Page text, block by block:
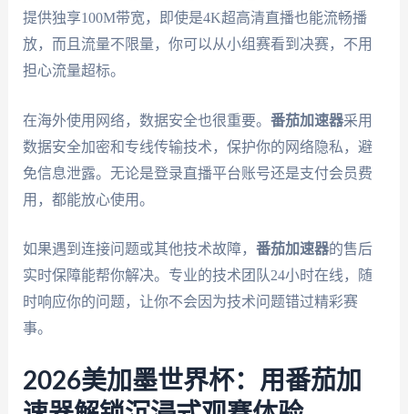
提供独享100M带宽，即使是4K超高清直播也能流畅播
放，而且流量不限量，你可以从小组赛看到决赛，不用
担心流量超标。
在海外使用网络，数据安全也很重要。 番茄加速器采用
数据安全加密和专线传输技术，保护你的网络隐私，避
免信息泄露。无论是登录直播平台账号还是支付会员费
用，都能放心使用。
如果遇到连接问题或其他技术故障， 番茄加速器的售后
实时保障能帮你解决。专业的技术团队24小时在线，随
时响应你的问题，让你不会因为技术问题错过精彩赛
事。
2026美加墨世界杯：用番茄加